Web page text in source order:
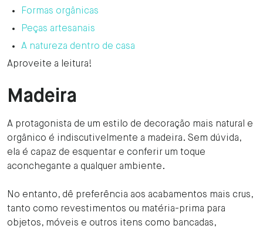
Formas orgânicas
Peças artesanais
A natureza dentro de casa
Aproveite a leitura!
Madeira
A protagonista de um estilo de decoração mais natural e
orgânico é indiscutivelmente a madeira. Sem dúvida,
ela é capaz de esquentar e conferir um toque
aconchegante a qualquer ambiente.
No entanto, dê preferência aos acabamentos mais crus,
tanto como revestimentos ou matéria-prima para
objetos, móveis e outros itens como bancadas,